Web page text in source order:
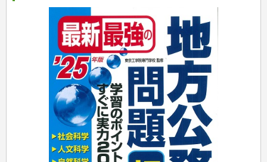
その他スポーツ
家相・風水・占い
趣味・鑑賞・カメラ
絵画・デッサン
俳句・詩・ことば
語学・旅行会話
原付・二輪
普通免許
その他免許
各国料理
お弁当
健康メニュー・ダイエット
調理器具クッキング
お菓子・ケーキ・パン
飲み物・お酒
ソーイング
クラフト
インテリア・ハウジング
収納・掃除・暮らし
美容・ファッション
ダイエット・エクササイズ
メイク・ネイル・ヘア
着物・着つけ
冠婚葬祭・手紙・ペン字
冠婚葬祭・スピーチ・マナー
手紙・ペン字
妊娠・出産・育児
妊娠・出産・育児
離乳食・幼児食・こどもレシピ
家庭医学・病気
健康知識
栄養事典
生活習慣病
看護一般
介護一般
保育・教育
パネルシアター
指導マニュアル
児童一般
おりがみ・あやとり
なぞなぞ・ゲーム
占い・心理ゲーム
のりもの・ずかん
読み物・絵本
音と光のでる絵本
学参・ドリル
夏休みドリル
総復習ドリル
学習・地図
自由研究・読書感想文
えんぴつちょう
就職試験
公務員試験
検定試験・資格試験
英語検定・TOEIC
漢字検定・数学検定
簿記検定
看護・薬学
ケアマネジャー
介護・社会福祉士
保育士
司法書士・社労士
ビジネス
経営・経済・法律
マネー・株・資産
ビジネス・法律
簿記・経理・税金・保険
その他ビジネス
自己啓発
ビジネス読み物
旅行・歴史
国内・海外旅行
国外旅行
国内旅行
散歩・グルメ
地理・歴史
地理・地図
歴史
成美文庫
その他文庫
ダイアリー
ダイアリー
プラチナダイアリー プレステージ